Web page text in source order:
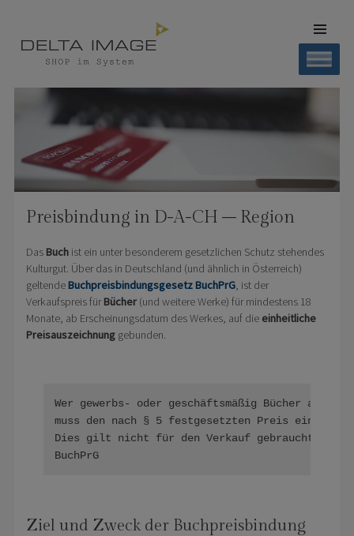
SHOP DELTA IMAGE
Finden – Liefern – Erleben
CONTENT
Preisbindung in D-A-CH – Region
Das Buchist ein unter besonderem gesetzlichen Schutz stehendes
Kulturgut. Über das in Deutschland (und ähnlich in Österreich)
geltendeBuchpreisbindungsgesetz BuchPrG, ist der
Verkaufspreis fürBücher(und weitere Werke) für mindestens 18
Monate, ab Erscheinungsdatum des Werkes, auf die einheitliche
Preisauszeichnunggebunden.
Wer gewerbs- oder geschäftsmäßig Bücher an
muss den nach § 5 festgesetzten Preis
Dies gilt nicht für den Verkauf gebrauchter
BuchPrG
Ziel und Zweck der Buchpreisbindung